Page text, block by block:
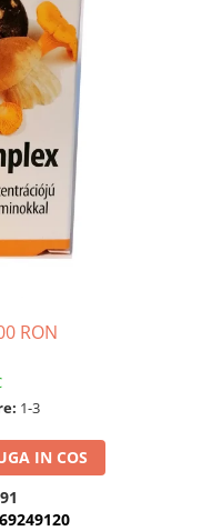
RON
1-3
IN COS